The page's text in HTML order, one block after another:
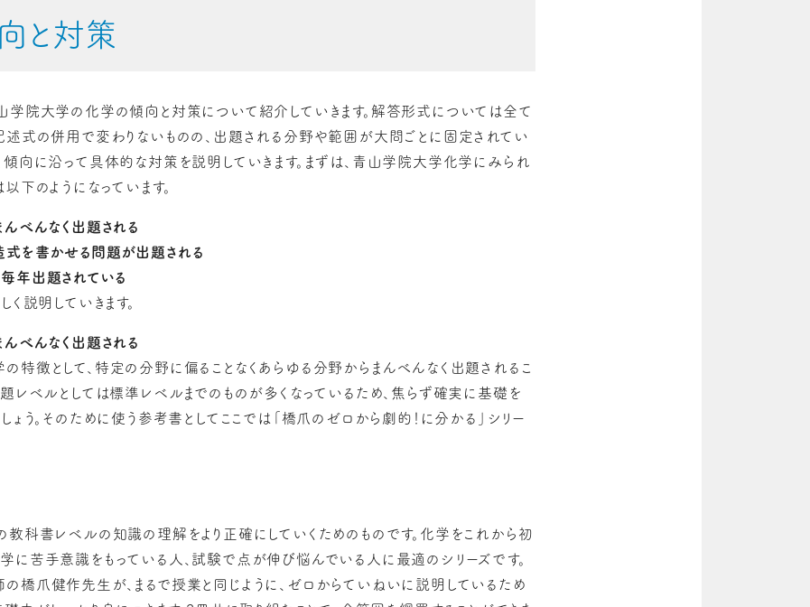
と対策
学院大学の化学の傾向と対策について紹介していきます。解答形式については全て
述式の併用で変わりないものの、出題される分野や範囲が大問ごとに固定されてい
傾向に沿って具体的な対策を説明していきます。まずは、青山学院大学化学にみられ
下のようになっています。
べんなく出題される
を書かせる問題が出題される
年出題されている
く説明していきます。
べんなく出題される
特徴として、特定の分野に偏ることなくあらゆる分野からまんべんなく出題されるこ
題レベルとしては標準レベルまでのものが多くなっているため、焦らず確実に基礎を
ょう。そのために使う参考書としてここでは「 橋爪のゼロから劇的！に分かる
」シリー
教科書レベルの知識の理解をより正確にしていくためのものです。 化学をこれから初
に苦手意識をもっている人、試験で点が伸び悩んでいる人に最適のシリーズです。
橋爪健作先生が、まるで授業と同じように、ゼロからていねいに説明しているため